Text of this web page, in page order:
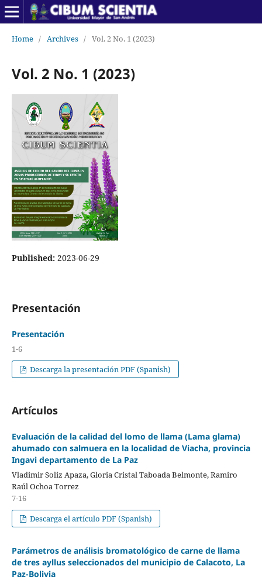
Home / Archives / Vol. 2 No. 1 (2023)
Vol. 2 No. 1 (2023)
Published: 2023-06-29
Presentación
Presentación
1-6
Descarga la presentación PDF (Spanish)
Artículos
Evaluación de la calidad del lomo de llama (Lama glama)
ahumado con salmuera en la localidad de Viacha, provincia
Ingavi departamento de La Paz
Vladimir Soliz Apaza, Gloria Cristal Taboada Belmonte, Ramiro
Raúl Ochoa Torrez
7-16
Descarga el artículo PDF (Spanish)
Parámetros de análisis bromatológico de carne de llama
de tres ayllus seleccionados del municipio de Calacoto, La
Paz-Bolivia